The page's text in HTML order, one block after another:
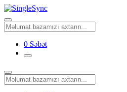
0 Səbət